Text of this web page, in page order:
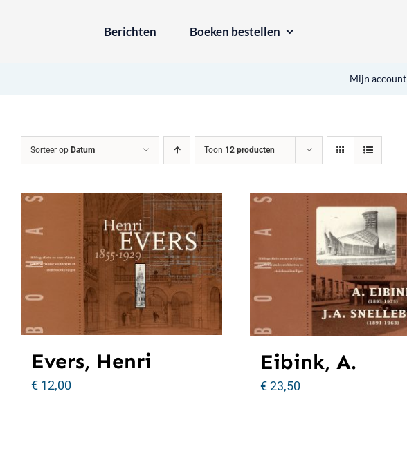
Berichten Boeken bestellen
Mijn account
Sorteer op Datum Toon 12 producten
Evers, Henri
€ 12,00
Eibink, A.
€23,50